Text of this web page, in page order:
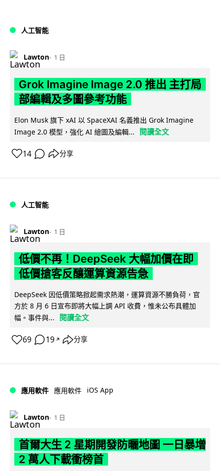
人工智能
Lawton 1 日
Grok Imagine Image 2.0 推出 主打局
部編輯及多圖參考功能
Elon Musk 旗下 xAI 以 SpaceXAI 名義推出 Grok Imagine
Image 2.0 模型，強化 AI 繪圖及編輯...
閱讀全文
14 分享
人工智能
Lawton 1 日
低價不再！DeepSeek 大幅加價在即
低價搶客反釀運算資源告急
DeepSeek 因低價策略掀起需求熱潮，運算資源不勝負荷，官
方於 8 月 6 日宣布即將大幅上調 API 收費，惟未公布具體加
幅。事件與...
閱讀全文
69 19 ↗ 分享
應用軟件 應用軟件 iOS App
Lawton 1 日
首爾大生 2 星期開發防曬地圖 一日暴增
2 萬人下載衝榜首